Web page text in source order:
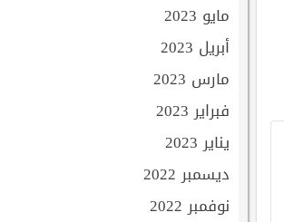
مايو 2023
أبريل 2023
مارس 2023
فبراير 2023
يناير 2023
ديسمبر 2022
نوفمبر 2022